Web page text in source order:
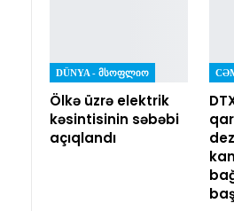
DÜNYA - ᲛᲡᲝᲤᲚᲘᲝ
Ölkə üzrə elektrik
kəsintisinin səbəbi
açıqlandı